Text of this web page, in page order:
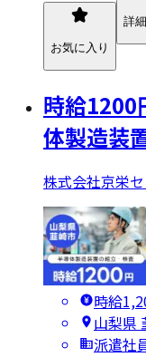
お気に入り
詳
時給
体製造装
株式会社京栄
時給
山梨県
派遣社